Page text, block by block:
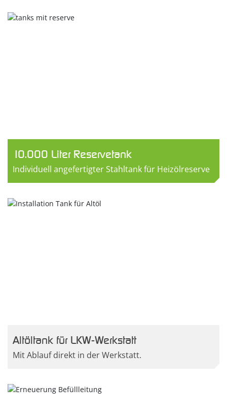
10.000 Liter Reservetank
Individuell angefertigter Stahltank für Heizölreserve
Altöltank für LKW-Werkstatt
Mit Ablauf direkt in der Werkstatt.